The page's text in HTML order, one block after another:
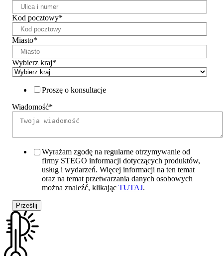
Kod pocztowy*
Miasto*
Wybierz kraj*
Proszę o konsultacje
Wiadomość*
Wyrażam zgodę na regularne otrzymywanie od
firmy STEGO informacji dotyczących produktów,
usług i wydarzeń. Więcej informacji na ten temat
oraz na temat przetwarzania danych osobowych
można znaleźć, klikając TUTAJ.